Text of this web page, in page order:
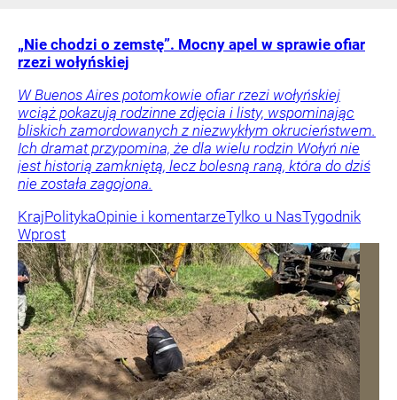
„Nie chodzi o zemstę”. Mocny apel w sprawie ofiar
rzezi wołyńskiej
W Buenos Aires potomkowie ofiar rzezi wołyńskiej
wciąż pokazują rodzinne zdjęcia i listy, wspominając
bliskich zamordowanych z niezwykłym okrucieństwem.
Ich dramat przypomina, że dla wielu rodzin Wołyń nie
jest historią zamkniętą, lecz bolesną raną, która do dziś
nie została zagojona.
KrajPolitykaOpinie i komentarzeTylko u NasTygodnik
Wprost